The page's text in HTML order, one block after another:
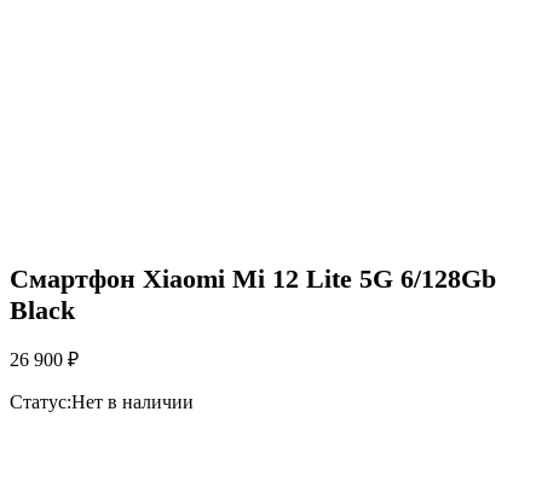
Смартфон Xiaomi Mi 12 Lite 5G 6/128Gb
Black
26 900 ₽
Статус:Нет в наличии